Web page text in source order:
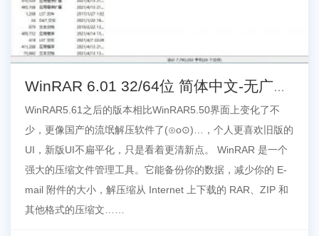
WinRAR 6.01 32/64位 简体中文-无广告
官方商业版
WinRAR5.61之后的版本相比WinRAR5.50界面上变化了不
少，更像国产的流氓解压软件了(⊙o⊙)…，个人更喜欢旧版的
UI，新版UI不扁平化，只是看着更清新点。 WinRAR 是一个
强大的压缩文件管理工具。它能备份你的数据，减少你的 E-
mail 附件的大小，解压缩从 Internet 上下载的 RAR、ZIP 和
其他格式的压缩文……